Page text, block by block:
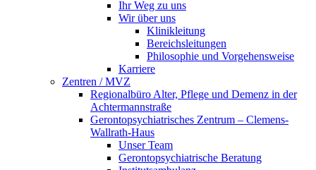
Ihr Weg zu uns
Wir über uns
Klinikleitung
Bereichsleitungen
Philosophie und Vorgehensweise
Karriere
Zentren / MVZ
Regionalbüro Alter, Pflege und Demenz in der
Achtermannstraße
Gerontopsychiatrisches Zentrum – Clemens-
Wallrath-Haus
Unser Team
Gerontopsychiatrische Beratung